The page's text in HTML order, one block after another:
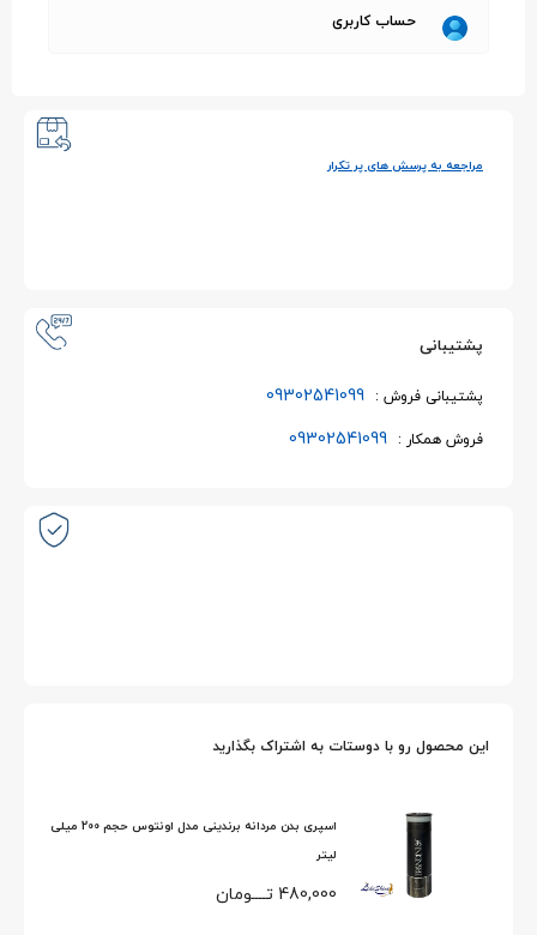
حساب کاربری
مراجعه به پرسش های پر تکرار
پشتیبانی
پشتیبانی فروش : 09302541099
فروش همکار : 09302541099
این محصول رو با دوستات به اشتراک بگذارید
اسپری بدن مردانه برندینی مدل اونتوس حجم 200 میلی
لیتر
480,000 تــــومان